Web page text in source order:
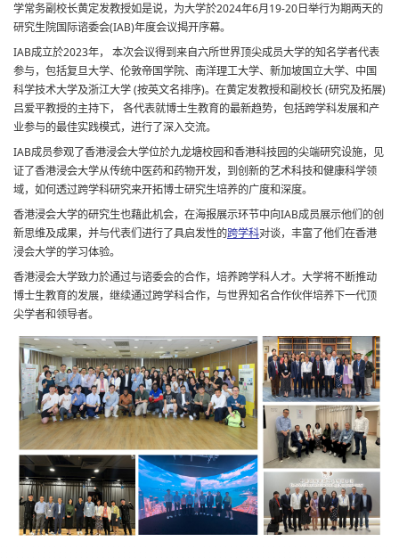
学常务副校长黄定发教授如是说，为大学於2024年6月19-20日举行为期两天的
研究生院国际谘委会(IAB)年度会议揭开序幕。
IAB成立於2023年， 本次会议得到来自六所世界顶尖成员大学的知名学者代表
参与，包括复旦大学、伦敦帝国学院、南洋理工大学、新加坡国立大学、中国
科学技术大学及浙江大学 (按英文名排序)。在黄定发教授和副校长 (研究及拓展)
吕爱平教授的主持下， 各代表就博士生教育的最新趋势，包括跨学科发展和产
业参与的最佳实践模式，进行了深入交流。
IAB成员参观了香港浸会大学位於九龙塘校园和香港科技园的尖端研究设施，见
证了香港浸会大学从传统中医药和药物开发，到创新的艺术科技和健康科学领
域，如何透过跨学科研究来开拓博士研究生培养的广度和深度。
香港浸会大学的研究生也藉此机会，在海报展示环节中向IAB成员展示他们的创
新思维及成果，并与代表们进行了具启发性的跨学科对谈，丰富了他们在香港
浸会大学的学习体验。
香港浸会大学致力於通过与谘委会的合作，培养跨学科人才。大学将不断推动
博士生教育的发展，继续通过跨学科合作，与世界知名合作伙伴培养下一代顶
尖学者和领导者。